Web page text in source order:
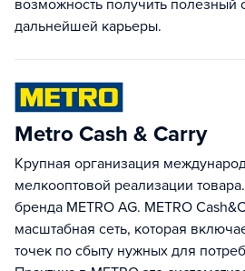
возможность получить полезный
дальнейшей карьеры.
Metro Cash & Carry
Крупная организация
мелкооптовой реализации
бренда METRO AG. METRO
масштабная сеть, которая
точек по сбыту нужных для